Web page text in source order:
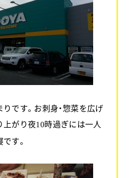
です。お刺身・惣菜を広げ
上がり夜10時過ぎには一人
す。